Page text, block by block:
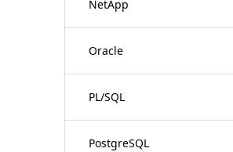
NetApp
Oracle
PL/SQL
PostgreSQL